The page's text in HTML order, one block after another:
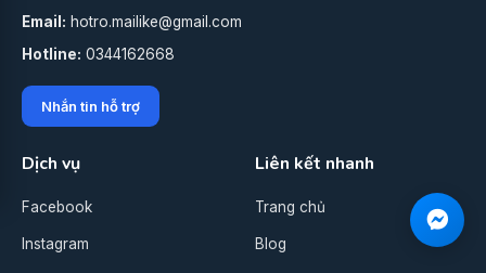
Email: hotro.mailike@gmail.com
Hotline: 0344162668
Nhắn tin hỗ trợ
Dịch vụ
Facebook
Instagram
Liên kết nhanh
Trang chủ
Blog